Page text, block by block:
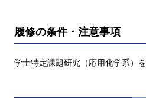
履修の条件・注意事項
学士特定課題研究（応用化学系）